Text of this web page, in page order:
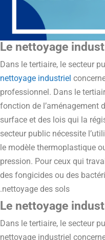
Le nettoyage
Dans le tertiaire, le secteur
nettoyage industriel
professionnel. Dans le
fonction de l’aménagement
surface et des lois qui la
secteur public nécessite
le modèle thermoplastique
pression. Pour ceux qui
des fongicides ou des
nettoyage des sols.
Le nettoyage
Dans le tertiaire, le secteur
nettoyage industriel